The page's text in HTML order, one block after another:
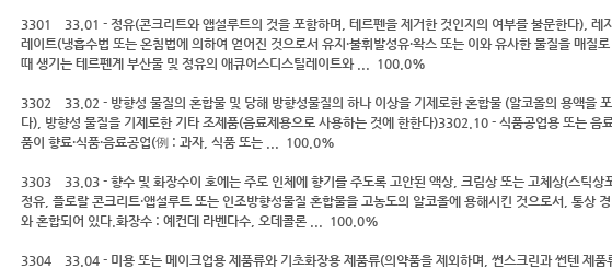
3301 33.01 - 정유(콘크리트와 앱설루트의 것을 포함하며, 테르펜을 제거한 것인지의 여부를 불문한다), 레
레이트(냉흡수법 또는 온침법에 의하여 얻어진 것으로서 유지·불휘발성유·왁스 또는 이와 유사한 물질을 매질
때 생기는 테르펜계 부산물 및 정유의 애큐어스디스틸레이트와 ... 100.0%
3302 33.02 - 방향성 물질의 혼합물 및 당해 방향성물질의 하나 이상을 기제로한 혼합물 (알코올의 용액을
다), 방향성 물질을 기제로한 기타 조제품(음료제용으로 사용하는 것에 한한다)3302.10 - 식품공업용 또는
품이 향료·식품·음료공업(例 : 과자, 식품 또는 ... 100.0%
3303 33.03 - 향수 및 화장수이 호에는 주로 인체에 향기를 주도록 고안된 액상, 크림상 또는 고체상(스틱상
정유, 플로랄 콘크리트·앱설루트 또는 인조방향성물질 혼합물을 고농도의 알코올에 용해시킨 것으로서, 통상
와 혼합되어 있다.화장수 : 예컨데 라벤다수, 오데콜론 ... 100.0%
3304 33.04 - 미용 또는 메이크업용 제품류와 기초화장용 제품류(의약품을 제외하며, 썬스크린과 썬텐 제품